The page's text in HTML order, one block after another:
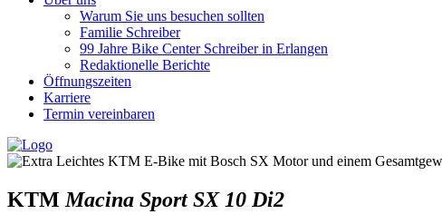
Warum Sie uns besuchen sollten
Familie Schreiber
99 Jahre Bike Center Schreiber in Erlangen
Redaktionelle Berichte
Öffnungszeiten
Karriere
Termin vereinbaren
KTM Macina Sport SX 10 Di2